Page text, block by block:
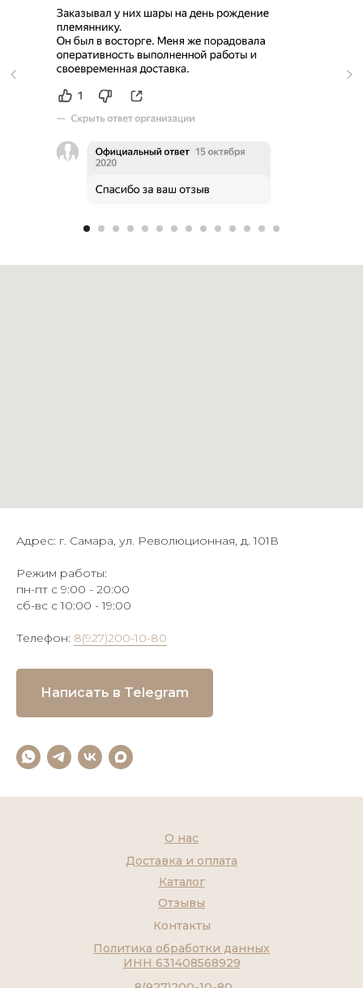
Адрес: г. Самара, ул. Революционная, д. 101В
Режим работы:
пн-пт с 9:00 - 20:00
сб-вс с 10:00 - 19:00
Телефон: 8(927)200-10-80
Написать в Telegram
Контакты
Каталог
О нас
Доставка и оплата
Отзывы
Политика обработки данных
ИНН 631408568929